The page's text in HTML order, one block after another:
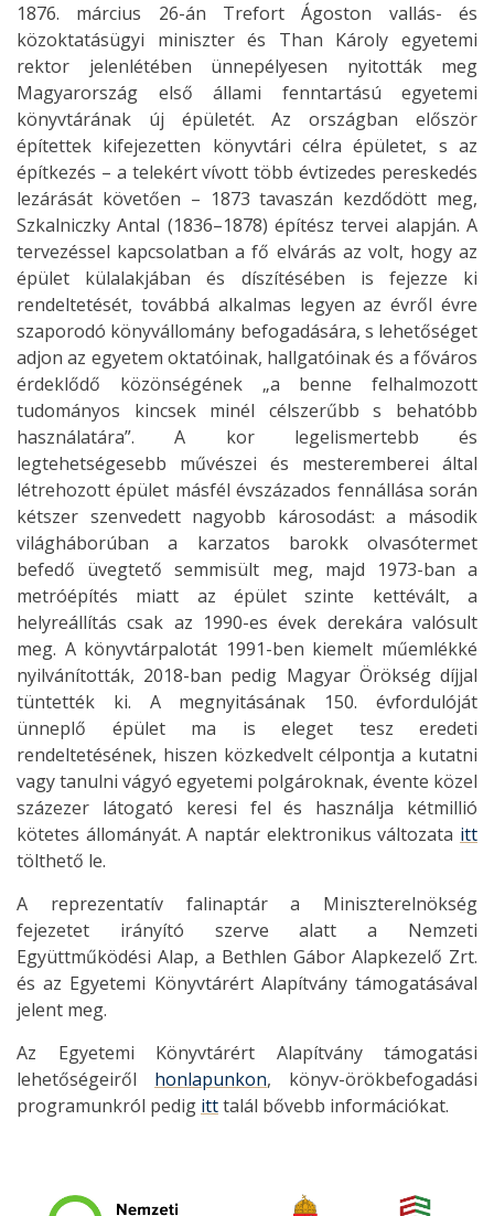
1876. március 26-án Trefort Ágoston vallás- és
közoktatásügyi miniszter és Than Károly egyetemi
rektor jelenlétében ünnepélyesen nyitották meg
Magyarország első állami fenntartású egyetemi
könyvtárának új épületét. Az országban először
építettek kifejezetten könyvtári célra épületet, s az
építkezés – a telekért vívott több évtizedes pereskedés
lezárását követően – 1873 tavaszán kezdődött meg,
Szkalniczky Antal (1836–1878) építész tervei alapján. A
tervezéssel kapcsolatban a fő elvárás az volt, hogy az
épület külalakjában és díszítésében is fejezze ki
rendeltetését, továbbá alkalmas legyen az évről évre
szaporodó könyvállomány befogadására, s lehetőséget
adjon az egyetem oktatóinak, hallgatóinak és a főváros
érdeklődő közönségének „a benne felhalmozott
tudományos kincsek minél célszerűbb s behatóbb
használatára”. A kor legelismertebb és
legtehetségesebb művészei és mesteremberei által
létrehozott épület másfél évszázados fennállása során
kétszer szenvedett nagyobb károsodást: a második
világháborúban a karzatos barokk olvasótermet
befedő üvegtető semmisült meg, majd 1973-ban a
metróépítés miatt az épület szinte kettévált, a
helyreállítás csak az 1990-es évek derekára valósult
meg. A könyvtárpalotát 1991-ben kiemelt műemlékké
nyilvánították, 2018-ban pedig Magyar Örökség díjjal
tüntették ki. A megnyitásának 150. évfordulóját
ünneplő épület ma is eleget tesz eredeti
rendeltetésének, hiszen közkedvelt célpontja a kutatni
vagy tanulni vágyó egyetemi polgároknak, évente közel
százezer látogató keresi fel és használja kétmillió
kötetes állományát. A naptár elektronikus változata itt
tölthető le.
A reprezentatív falinaptár a Miniszterelnökség
fejezetet irányító szerve alatt a Nemzeti
Együttműködési Alap, a Bethlen Gábor Alapkezelő Zrt.
és az Egyetemi Könyvtárért Alapítvány támogatásával
jelent meg.
Az Egyetemi Könyvtárért Alapítvány támogatási
lehetőségeiről honlapunkon, könyv-örökbefogadási
programunkról pedig itttalál bővebb információkat.